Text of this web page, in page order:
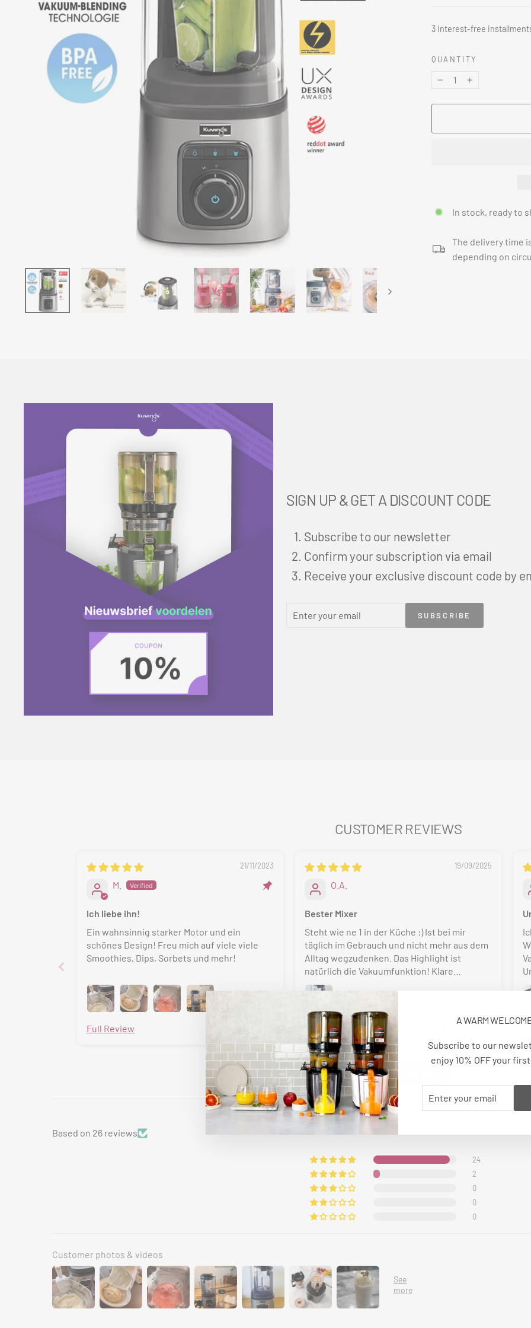
A WARM
Subscribe to our
enjoy 10% OFF your
YOUR
EMAIL
3 interest-free
QUANTITY
In stock, ready to
The delivery time
depending on
SIGN UP & GET A DISCOUNT CODE
Subscribe to our newsletter
Confirm your subscription via email
Receive your exclusive discount code by
YOUR
SUBSCRIBE
CUSTOMER REVIEWS
21/11/2023
M.
Ich liebe ihn!
Ein wahnsinnig starker Motor und ein
schönes Design! Freu mich auf viele viele
Smoothies, Dips, Sorbets und mehr!
Full Review
19/09/2025
O.A.
Bester Mixer
Steht wie ne 1 in der Küche :) Ist bei mir
täglich im Gebrauch und nicht mehr aus dem
Alltag wegzudenken. Das Highlight ist
natürlich die Vakuumfunktion! Klare
Empfehlung 👍🏻
10 0
Full Review
Read More Reviews
Based on 26 reviews
24
2
0
0
0
Customer photos & videos